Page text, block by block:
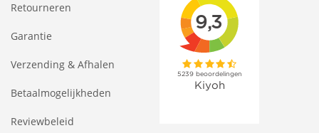
Retourneren
Garantie
Verzending & Afhalen
Betaalmogelijkheden
Reviewbeleid